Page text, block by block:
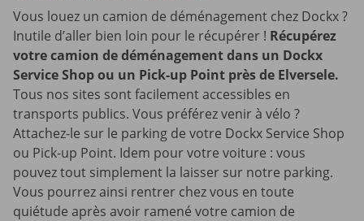
Vous louez un camion de déménagement chez Dockx ?
Inutile d’aller bien loin pour le récupérer ! Récupérez
votre camion de déménagement dans un Dockx
Service Shop ou un Pick-up Point près de Elversele.
Tous nos sites sont facilement accessibles en
transports publics. Vous préférez venir à vélo ?
Attachez-le sur le parking de votre Dockx Service Shop
ou Pick-up Point. Idem pour votre voiture : vous
pouvez tout simplement la laisser sur notre parking.
Vous pourrez ainsi rentrer chez vous en toute
quiétude après avoir ramené votre camion de